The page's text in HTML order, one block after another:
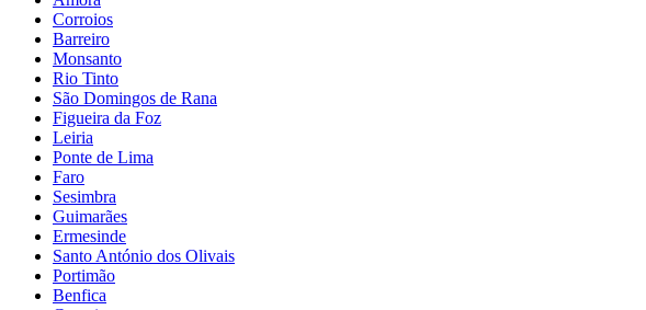
Corroios
Barreiro
Monsanto
Rio Tinto
São Domingos de Rana
Figueira da Foz
Leiria
Ponte de Lima
Faro
Sesimbra
Guimarães
Ermesinde
Santo António dos Olivais
Portimão
Benfica